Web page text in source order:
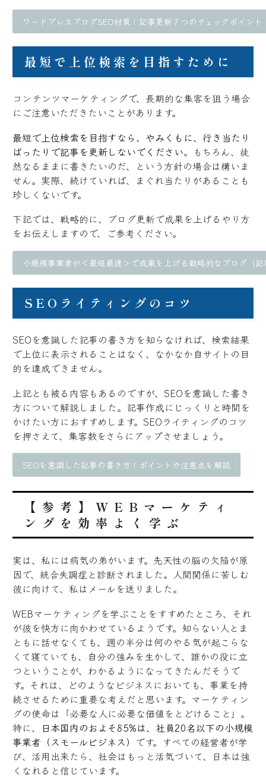
ワードプレスブログSEO対策！記事更新７つのチェックポイント
最短で上位検索を目指すために
コンテンツマーケティングで、長期的な集客を狙う場合
にご注意いただきたいことがあります。
最短で上位検索を目指すなら、やみくもに、行き当たり
ばったりで記事を更新しないでください。もちろん、徒
然なるままに書きたいのだ、という方針の場合は構いま
せん。実際、続けていれば、まぐれ当たりがあることも
珍しくないです。
下記では、戦略的に、ブログ更新で成果を上げるやり方
をお伝えしますので、ご参考ください。
小規模事業者が＜最短最速＞で成果を上げる戦略的なブログ（
SEOライティングのコツ
SEOを意識した記事の書き方を知らなければ、検索結果
で上位に表示されることはなく、なかなか自サイトの目
的を達成できません。
上記とも被る内容もあるのですが、SEOを意識した書き
方について解説しました。記事作成にじっくりと時間を
かけたい方におすすめします。SEOライティングのコツ
を押さえて、集客数をさらにアップさせましょう。
SEOを意識した記事の書き方！ポイントや注意点を解説
【参考】WEBマーケティ
ングを効率よく学ぶ
実は、私には病気の弟がいます。先天性の脳の欠陥が原
因で、統合失調症と診断されました。人間関係に苦しむ
彼に向けて、私はメールを送りました。
WEBマーケティングを学ぶことをすすめたところ、それ
が彼を快方に向かわせているようです。知らない人とま
ともに話せなくても、週の半分は何のやる気が起こらな
くて寝ていても、自分の強みを生かして、誰かの役に立
つということが、わかるようになってきたんだそうで
す。それは、どのようなビジネスにおいても、事業を持
続させるために重要な考えだと思います。マーケティン
グの使命は「必要な人に必要な価値をとどけること」。
特に、
日本国内のおよそ85%は、社員20名以下の小規模
事業者（スモールビジネス） です。すべての経営者が学
び、活用出来たら、社会はもっと活気づいて、日本は強
くなれると信じています。